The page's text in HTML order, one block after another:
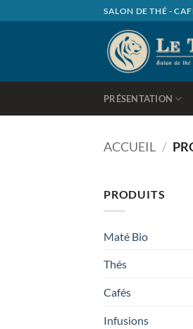
au
SALON DE THÉ -
PRÉSENTATION
ACCUEIL /
PRODUITS
Maté Bio
Thés
Cafés
Infusions